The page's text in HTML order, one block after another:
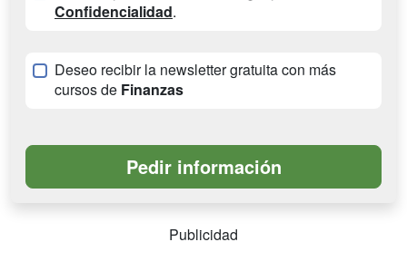
Confidencialidad.
Deseo recibir la newsletter gratuita con más
cursos de Finanzas
Publicidad